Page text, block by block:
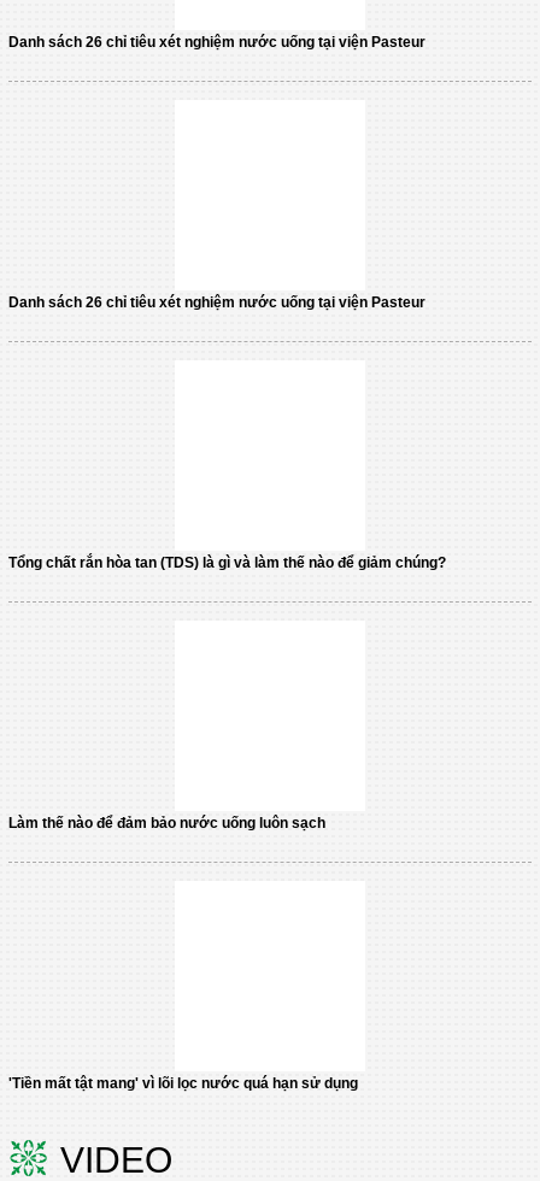
Danh sách 26 chỉ tiêu xét nghiệm nước uống tại viện Pasteur
Danh sách 26 chỉ tiêu xét nghiệm nước uống tại viện Pasteur
Tổng chất rắn hòa tan (TDS) là gì và làm thế nào để giảm chúng?
Làm thế nào để đảm bảo nước uống luôn sạch
'Tiền mất tật mang' vì lõi lọc nước quá hạn sử dụng
VIDEO